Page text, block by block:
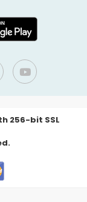
256-bit SSL